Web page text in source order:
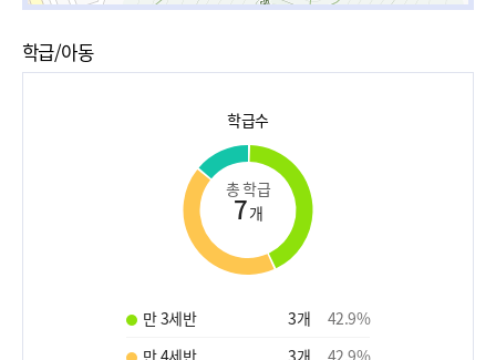
학급/아동
학급수
총 학급
7개
만 3세반 3개 42.9%
만 4세반
3개 42.9%